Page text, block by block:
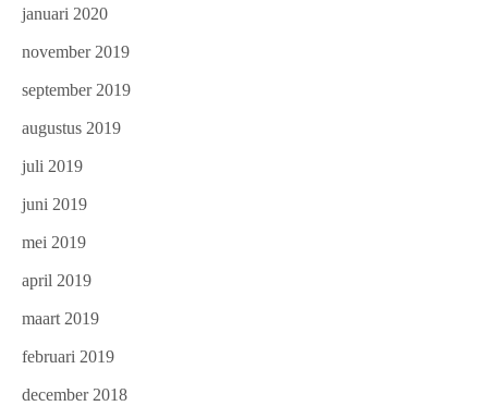
januari 2020
november 2019
september 2019
augustus 2019
juli 2019
juni 2019
mei 2019
april 2019
maart 2019
februari 2019
december 2018